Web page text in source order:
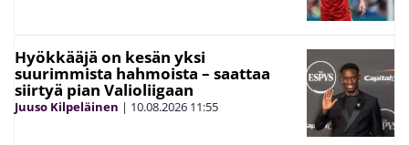
Hyökkääjä on kesän yksi
suurimmista hahmoista – saattaa
siirtyä pian Valioliigaan
Juuso Kilpeläinen | 10.08.2026 11:55